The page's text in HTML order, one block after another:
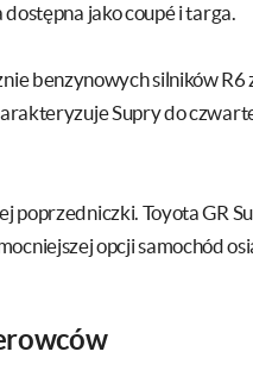
dostępna jako coupé i targa.
benzynowych silników
Supry do
poprzedniczki. Toyota GR
opcji samochód